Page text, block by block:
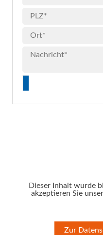
Dieser Inhalt wurde
akzeptieren Sie
Zur